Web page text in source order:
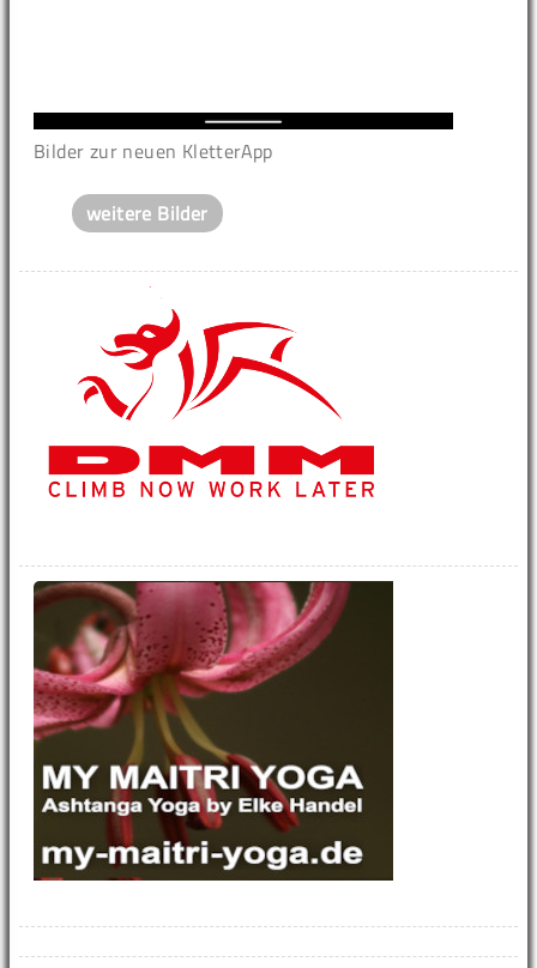
Bilder zur neuen KletterApp
weitere Bilder